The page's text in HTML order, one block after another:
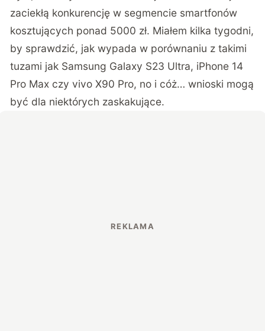
zaciekłą konkurencję w segmencie smartfonów
kosztujących ponad 5000 zł. Miałem kilka tygodni,
by sprawdzić, jak wypada w porównaniu z takimi
tuzami jak Samsung Galaxy S23 Ultra, iPhone 14
Pro Max czy vivo X90 Pro, no i cóż… wnioski mogą
być dla niektórych zaskakujące.